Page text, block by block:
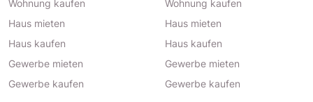
Wohnung kaufen
Haus mieten
Haus kaufen
Gewerbe mieten
Gewerbe kaufen
Wohnung kaufen
Haus mieten
Haus kaufen
Gewerbe mieten
Gewerbe kaufen